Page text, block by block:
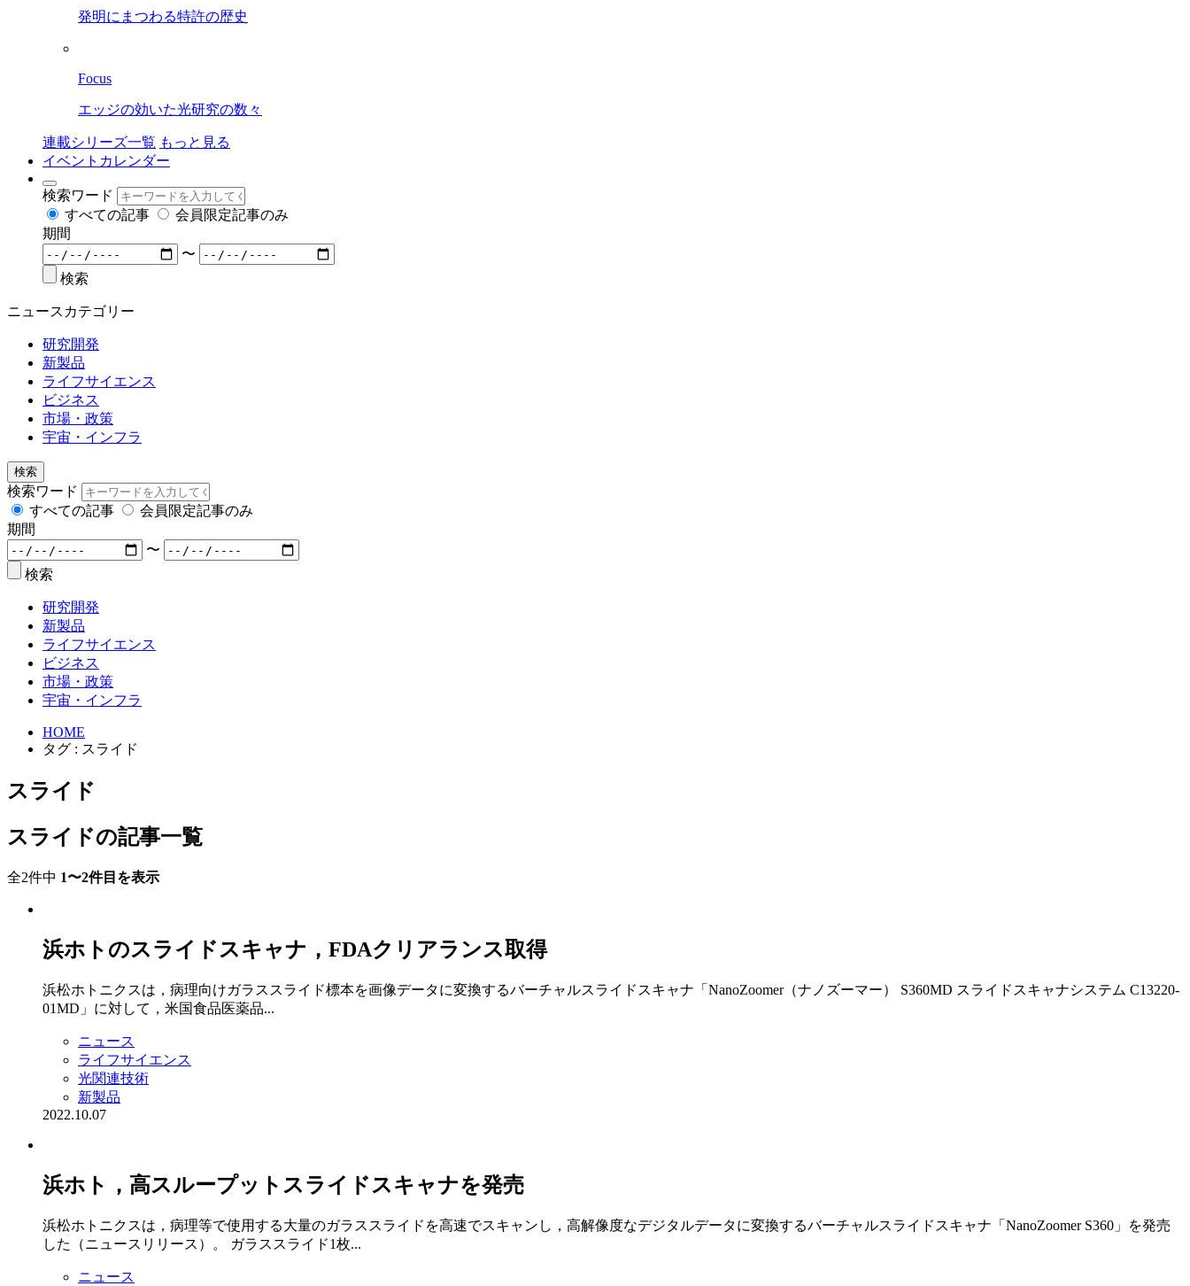
発明にまつわる特許の歴史
Focus
エッジの効いた光研究の数々
連載シリーズ一覧 もっと見る
イベントカレンダー
検索ワード
すべての記事
会員限定記事のみ
期間
〜
検索
ニュースカテゴリー
研究開発
新製品
ライフサイエンス
ビジネス
市場・政策
宇宙・インフラ
検索
検索ワード
すべての記事
会員限定記事のみ
期間
〜
検索
研究開発
新製品
ライフサイエンス
ビジネス
市場・政策
宇宙・インフラ
HOME
タグ : スライド
スライド
スライドの記事一覧
全2件中 1〜2件目を表示
浜ホトのスライドスキャナ，FDAクリアランス取得
浜松ホトニクスは，病理向けガラススライド標本を画像データに変換するバーチャルスライドスキャナ「NanoZoomer（ナノズーマー） S360MD スライドスキャナシステム C13220-
01MD」に対して，米国食品医薬品...
ニュース
ライフサイエンス
光関連技術
新製品
2022.10.07
浜ホト，高スループットスライドスキャナを発売
浜松ホトニクスは，病理等で使用する大量のガラススライドを高速でスキャンし，高解像度なデジタルデータに変換するバーチャルスライドスキャナ「NanoZoomer S360」を発売
した（ニュースリリース）。 ガラススライド1枚...
ニュース